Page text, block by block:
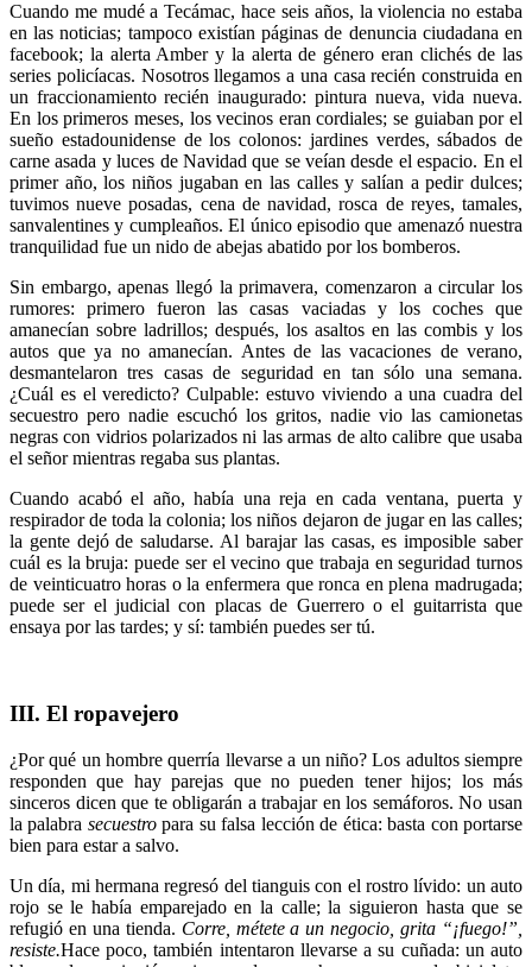
Cuando me mudé a Tecámac, hace seis años, la violencia no estaba
en las noticias; tampoco existían páginas de denuncia ciudadana en
facebook; la alerta Amber y la alerta de género eran clichés de las
series policíacas. Nosotros llegamos a una casa recién construida en
un fraccionamiento recién inaugurado: pintura nueva, vida nueva.
En los primeros meses, los vecinos eran cordiales; se guiaban por el
sueño estadounidense de los colonos: jardines verdes, sábados de
carne asada y luces de Navidad que se veían desde el espacio. En el
primer año, los niños jugaban en las calles y salían a pedir dulces;
tuvimos nueve posadas, cena de navidad, rosca de reyes, tamales,
sanvalentines y cumpleaños. El único episodio que amenazó nuestra
tranquilidad fue un nido de abejas abatido por los bomberos.
Sin embargo, apenas llegó la primavera, comenzaron a circular los
rumores: primero fueron las casas vaciadas y los coches que
amanecían sobre ladrillos; después, los asaltos en las combis y los
autos que ya no amanecían. Antes de las vacaciones de verano,
desmantelaron tres casas de seguridad en tan sólo una semana.
¿Cuál es el veredicto? Culpable: estuvo viviendo a una cuadra del
secuestro pero nadie escuchó los gritos, nadie vio las camionetas
negras con vidrios polarizados ni las armas de alto calibre que usaba
el señor mientras regaba sus plantas.
Cuando acabó el año, había una reja en cada ventana, puerta y
respirador de toda la colonia; los niños dejaron de jugar en las calles;
la gente dejó de saludarse. Al barajar las casas, es imposible saber
cuál es la bruja: puede ser el vecino que trabaja en seguridad turnos
de veinticuatro horas o la enfermera que ronca en plena madrugada;
puede ser el judicial con placas de Guerrero o el guitarrista que
ensaya por las tardes; y sí: también puedes ser tú.
III. El ropavejero
¿Por qué un hombre querría llevarse a un niño? Los adultos siempre
responden que hay parejas que no pueden tener hijos; los más
sinceros dicen que te obligarán a trabajar en los semáforos. No usan
la palabra secuestropara su falsa lección de ética: basta con portarse
bien para estar a salvo.
Un día, mi hermana regresó del tianguis con el rostro lívido: un auto
rojo se le había emparejado en la calle; la siguieron hasta que se
refugió en una tienda. Corre, métete a un negocio, grita “¡fuego!”,
resiste.Hace poco, también intentaron llevarse a su cuñada: un auto